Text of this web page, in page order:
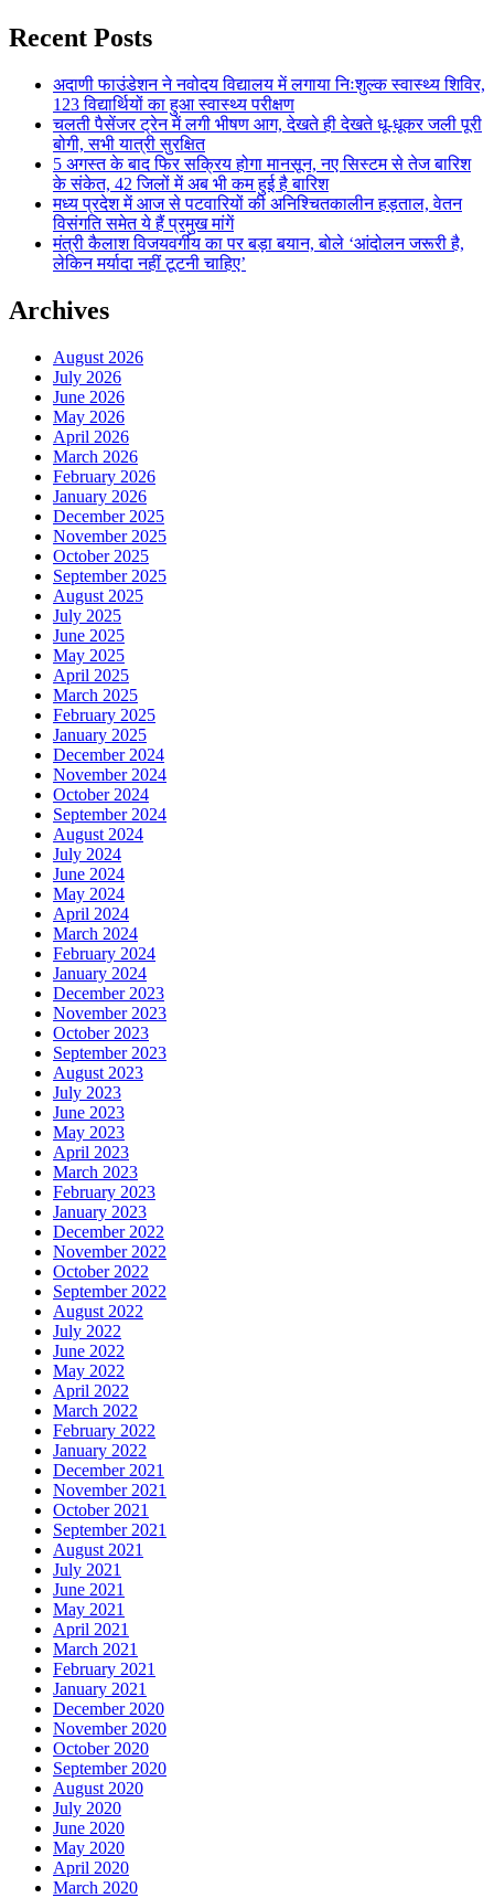
Recent Posts
अदाणी फाउंडेशन ने नवोदय विद्यालय में लगाया निःशुल्क स्वास्थ्य शिविर,
123 विद्यार्थियों का हुआ स्वास्थ्य परीक्षण
चलती पैसेंजर ट्रेन में लगी भीषण आग, देखते ही देखते धू-धूकर जली पूरी
बोगी, सभी यात्री सुरक्षित
5 अगस्त के बाद फिर सक्रिय होगा मानसून, नए सिस्टम से तेज बारिश
के संकेत, 42 जिलों में अब भी कम हुई है बारिश
मध्य प्रदेश में आज से पटवारियों की अनिश्चितकालीन हड़ताल, वेतन
विसंगति समेत ये हैं प्रमुख मांगें
मंत्री कैलाश विजयवर्गीय का पर बड़ा बयान, बोले ‘आंदोलन जरूरी है,
लेकिन मर्यादा नहीं टूटनी चाहिए’
Archives
August 2026
July 2026
June 2026
May 2026
April 2026
March 2026
February 2026
January 2026
December 2025
November 2025
October 2025
September 2025
August 2025
July 2025
June 2025
May 2025
April 2025
March 2025
February 2025
January 2025
December 2024
November 2024
October 2024
September 2024
August 2024
July 2024
June 2024
May 2024
April 2024
March 2024
February 2024
January 2024
December 2023
November 2023
October 2023
September 2023
August 2023
July 2023
June 2023
May 2023
April 2023
March 2023
February 2023
January 2023
December 2022
November 2022
October 2022
September 2022
August 2022
July 2022
June 2022
May 2022
April 2022
March 2022
February 2022
January 2022
December 2021
November 2021
October 2021
September 2021
August 2021
July 2021
June 2021
May 2021
April 2021
March 2021
February 2021
January 2021
December 2020
November 2020
October 2020
September 2020
August 2020
July 2020
June 2020
May 2020
April 2020
March 2020